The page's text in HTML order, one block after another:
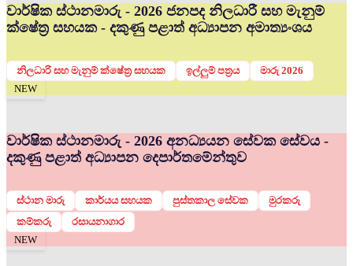
වාර්ෂික ස්ථානමාරු - 2026 ජනපද නිලධාරී සහ මැනුම්
ක්ෂේත්‍ර සහයක - දකුණු පළාත් අධ්‍යාපන අමාත්‍යංශය
නිලධාරි සහ මැනුම් ක්ෂේත්‍ර සහයක ඉල්ලුම් පත්‍රය
මාරු 2026
NEW
වාර්ෂික ස්ථානමාරු - 2026 අනධ්‍යයන සේවක සේවය -
දකුණු පළාත් අධ්‍යාපන දෙපාර්තමේන්තුව
ස්ථාන මාරු කාර්යය සහයක පුස්තකාල සේවක
මුරකරු
කම්කරු
රසායනාගාර
NEW